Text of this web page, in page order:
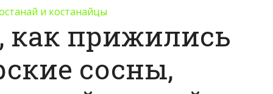
и костанайцы
как прижились
сосны,